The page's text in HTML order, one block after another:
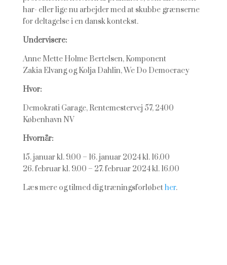
har- eller lige nu arbejder med at skubbe grænserne
for deltagelse i en dansk kontekst.
Undervisere:
Anne Mette Holme Bertelsen, Komponent
Zakia Elvang og Kolja Dahlin, We Do Democracy
Hvor:
Demokrati Garage, Rentemestervej 57, 2400
København NV
Hvornår:
15. januar kl. 9.00 – 16. januar 2024 kl. 16.00
26. februar kl. 9.00 – 27. februar 2024 kl. 16.00
Læs mere og tilmed dig træningsforløbether.